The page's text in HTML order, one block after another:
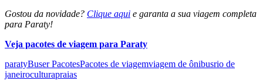
Gostou da novidade? Clique aqui e garanta a sua viagem completa
para Paraty!
Veja pacotes de viagem para Paraty
paratyBuser PacotesPacotes de viagemviagem de ônibusrio de
janeiroculturapraias